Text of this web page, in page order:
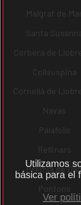
Malgrat de
Santa
Corbera de
Collsuspina
Cornellà de
Navas
Palafolls
Rellinars
Premià de
Pontons
Utilizamos
básica para el
Ver